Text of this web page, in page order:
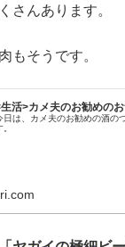
さんあります。
もそうです。
活>カメ夫のお勧めの
日は、カメ夫のお勧めの酒の
。